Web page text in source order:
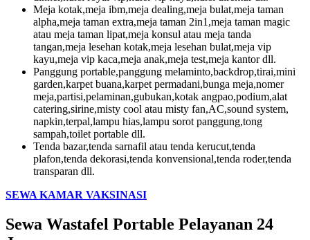
Meja kotak,meja ibm,meja dealing,meja bulat,meja taman
alpha,meja taman extra,meja taman 2in1,meja taman magic
atau meja taman lipat,meja konsul atau meja tanda
tangan,meja lesehan kotak,meja lesehan bulat,meja vip
kayu,meja vip kaca,meja anak,meja test,meja kantor dll.
Panggung portable,panggung melaminto,backdrop,tirai,mini
garden,karpet buana,karpet permadani,bunga meja,nomer
meja,partisi,pelaminan,gubukan,kotak angpao,podium,alat
catering,sirine,misty cool atau misty fan,AC,sound system,
napkin,terpal,lampu hias,lampu sorot panggung,tong
sampah,toilet portable dll.
Tenda bazar,tenda sarnafil atau tenda kerucut,tenda
plafon,tenda dekorasi,tenda konvensional,tenda roder,tenda
transparan dll.
SEWA KAMAR VAKSINASI
Sewa Wastafel Portable Pelayanan 24